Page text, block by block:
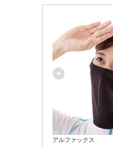
アルファックス